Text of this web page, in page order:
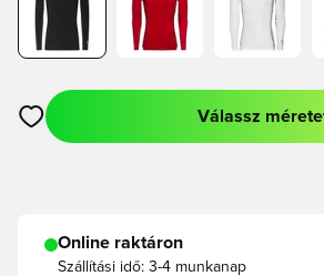
Megnyit egy modált a
Válassz
Online raktáron
Szállítási idő: 3-4 munkanap